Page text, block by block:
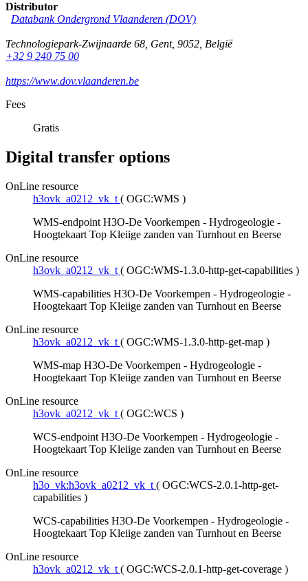
Distributor
Databank Ondergrond Vlaanderen (DOV)
Technologiepark-Zwijnaarde 68, Gent, 9052, België
+32 9 240 75 00
https://www.dov.vlaanderen.be
Fees
Gratis
Digital transfer options
OnLine resource
h3ovk_a0212_vk_t ( OGC:WMS )
WMS-endpoint H3O-De Voorkempen - Hydrogeologie -
Hoogtekaart Top Kleiige zanden van Turnhout en Beerse
OnLine resource
h3ovk_a0212_vk_t ( OGC:WMS-1.3.0-http-get-capabilities )
WMS-capabilities H3O-De Voorkempen - Hydrogeologie -
Hoogtekaart Top Kleiige zanden van Turnhout en Beerse
OnLine resource
h3ovk_a0212_vk_t ( OGC:WMS-1.3.0-http-get-map )
WMS-map H3O-De Voorkempen - Hydrogeologie -
Hoogtekaart Top Kleiige zanden van Turnhout en Beerse
OnLine resource
h3ovk_a0212_vk_t ( OGC:WCS )
WCS-endpoint H3O-De Voorkempen - Hydrogeologie -
Hoogtekaart Top Kleiige zanden van Turnhout en Beerse
OnLine resource
h3o_vk:h3ovk_a0212_vk_t ( OGC:WCS-2.0.1-http-get-
capabilities )
WCS-capabilities H3O-De Voorkempen - Hydrogeologie -
Hoogtekaart Top Kleiige zanden van Turnhout en Beerse
OnLine resource
h3ovk_a0212_vk_t ( OGC:WCS-2.0.1-http-get-coverage )